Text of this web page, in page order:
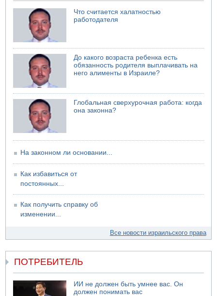
07.08.2026 06:24
Саудовская Аравия сообщает о нападении хуситов
06.08.2026 13:43
И еще иранские агенты
06.08.2026 13:13
Арестованы двое подозреваемых в стрельбе по
электрической компании
06.08.2026 13:07
Возле Кирьят-Арбы пожар на местности
06.08.2026 12:06
США не будут давить на Израиль в вопросе Ливана
06.08.2026 11:41
Что считается халатностью
работодателя
До какого возраста ребенка есть
обязанность родителя выплачивать на
него алименты в Израиле?
Глобальная сверхурочная работа: когда
она законна?
На законном ли основании...
Как избавиться от
постоянных...
Как получить справку об
изменении...
Все новости израильского права
ПОТРЕБИТЕЛЬ
ИИ не должен быть умнее вас. Он
должен понимать вас